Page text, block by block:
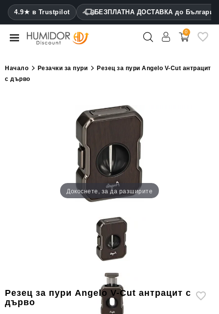
4.9★ в Trustpilot БЕЗПЛАТНА ДОСТАВКА до България
CATEGORY
Хумидори
Други
аксесоари
0
Начало Резачки за пури
Резец за пури Angelo V-Cut антрацит
с дърво
Докоснете, за да разширите
Резец за пури Angelo V-Cut антрацит с
дърво